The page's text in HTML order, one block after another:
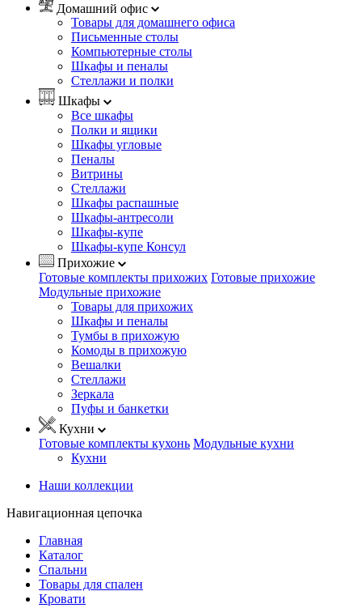
Домашний офис
Товары для домашнего офиса
Письменные столы
Компьютерные столы
Шкафы и пеналы
Стеллажи и полки
Шкафы
Все шкафы
Полки и ящики
Шкафы угловые
Пеналы
Витрины
Стеллажи
Шкафы распашные
Шкафы-антресоли
Шкафы-купе
Шкафы-купе Консул
Прихожие
Готовые комплекты прихожих Готовые прихожие
Модульные прихожие
Товары для прихожих
Шкафы и пеналы
Тумбы в прихожую
Комоды в прихожую
Вешалки
Стеллажи
Зеркала
Пуфы и банкетки
Кухни
Готовые комплекты кухонь Модульные кухни
Кухни
Наши коллекции
Навигационная цепочка
Главная
Каталог
Спальни
Товары для спален
Кровати